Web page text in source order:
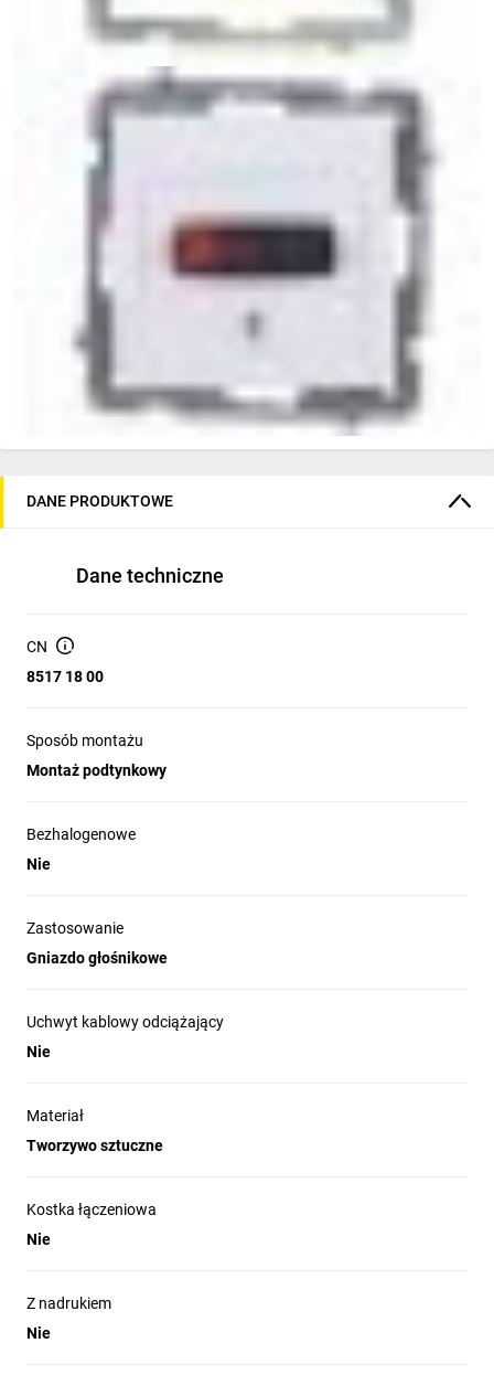
DANE PRODUKTOWE
Dane techniczne
CN
8517 18 00
Sposób montażu
Montaż podtynkowy
Bezhalogenowe
Nie
Zastosowanie
Gniazdo głośnikowe
Uchwyt kablowy odciążający
Nie
Materiał
Tworzywo sztuczne
Kostka łączeniowa
Nie
Z nadrukiem
Nie